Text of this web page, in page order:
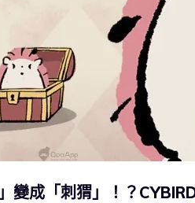
變成「刺猬」！？